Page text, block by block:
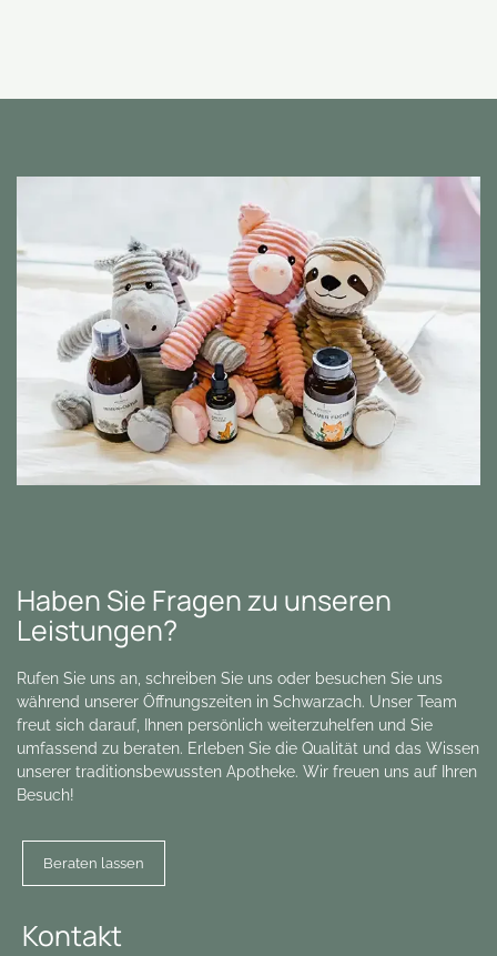
Haben Sie Fragen zu unseren
Leistungen?
Rufen Sie uns an, schreiben Sie uns oder besuchen Sie uns
während unserer Öffnungszeiten in Schwarzach. Unser Team
freut sich darauf, Ihnen persönlich weiterzuhelfen und Sie
umfassend zu beraten. Erleben Sie die Qualität und das Wissen
unserer traditionsbewussten Apotheke. Wir freuen uns auf Ihren
Besuch!
Beraten lassen
Kontakt